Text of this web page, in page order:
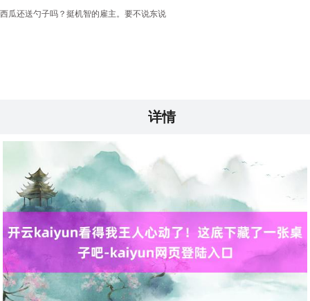
西瓜还送勺子吗？挺机智的雇主。要不说东说
详情